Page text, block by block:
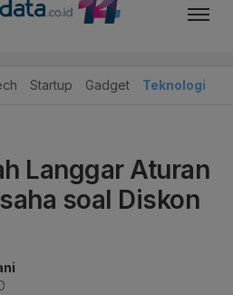
Startup Gadget Teknologi
Langgar Aturan
soal Diskon